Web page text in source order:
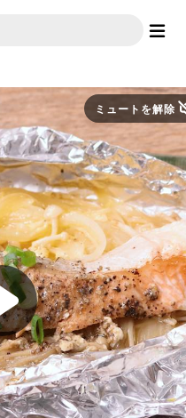
ミュートを解除